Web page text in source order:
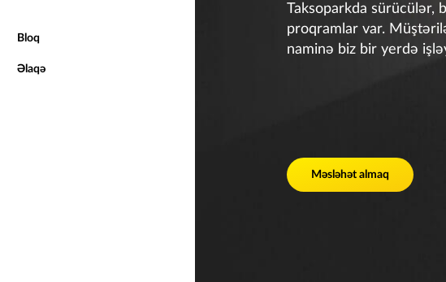
Bloq
Əlaqə
Taksoparkda sürücülər,
proqramlar var.
naminə biz bir yerdə
Məsləhət almaq